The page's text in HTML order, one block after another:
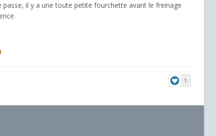
il y a une toute petite fourchette avant le freinage
1